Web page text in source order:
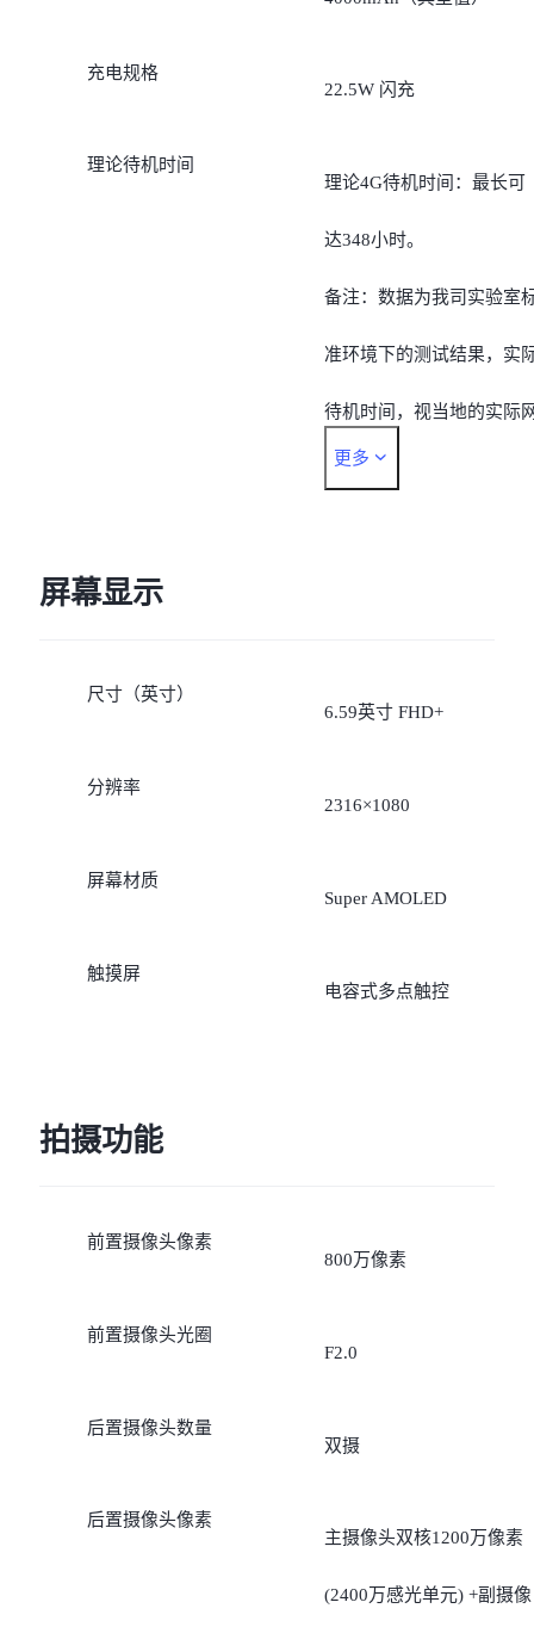
充电规格
22.5W 闪充
理论待机时间
理论4G待机时间：最长可
达348小时。
备注：数据为我司实验室
准环境下的测试结果，实
待机时间，视当地的实际
络情况和使用习惯而有所
更多
屏幕显示
尺寸（英寸）
6.59英寸 FHD+
分辨率
2316×1080
屏幕材质
Super AMOLED
触摸屏
电容式多点触控
拍摄功能
前置摄像头像素
800万像素
前置摄像头光圈
F2.0
后置摄像头数量
双摄
后置摄像头像素
主摄像头双核1200万像素
(2400万感光单元) +副摄像